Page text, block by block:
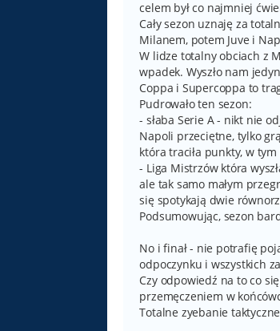
celem był co najmniej
Cały sezon uznaję za
Milanem, potem Juve i
W lidze totalny obciach z
wpadek. Wyszło nam
Coppa i Supercoppa to
Pudrowało ten sezon:
- słaba Serie A - nikt nie
Napoli przeciętne, tylko
która traciła punkty, w
- Liga Mistrzów która
ale tak samo małym
się spotykają dwie
Podsumowując, sezon
No i finał - nie potrafię
odpoczynku i wszystkich
Czy odpowiedź na to co
przemęczeniem w
Totalne zyebanie